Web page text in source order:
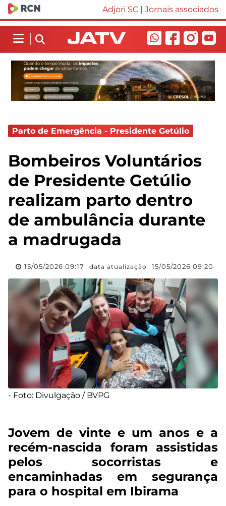
Adjori SC | Jornais associados
Parto de Emergência - Presidente Getúlio
Bombeiros Voluntários
de Presidente Getúlio
realizam parto dentro
de ambulância durante
a madrugada
15/05/2026 09:17 data atualização 15/05/2026 09:20
- Foto: Divulgação / BVPG
Jovem de vinte e um anos e a
recém-nascida foram assistidas
pelos socorristas e
encaminhadas em segurança
para o hospital em Ibirama